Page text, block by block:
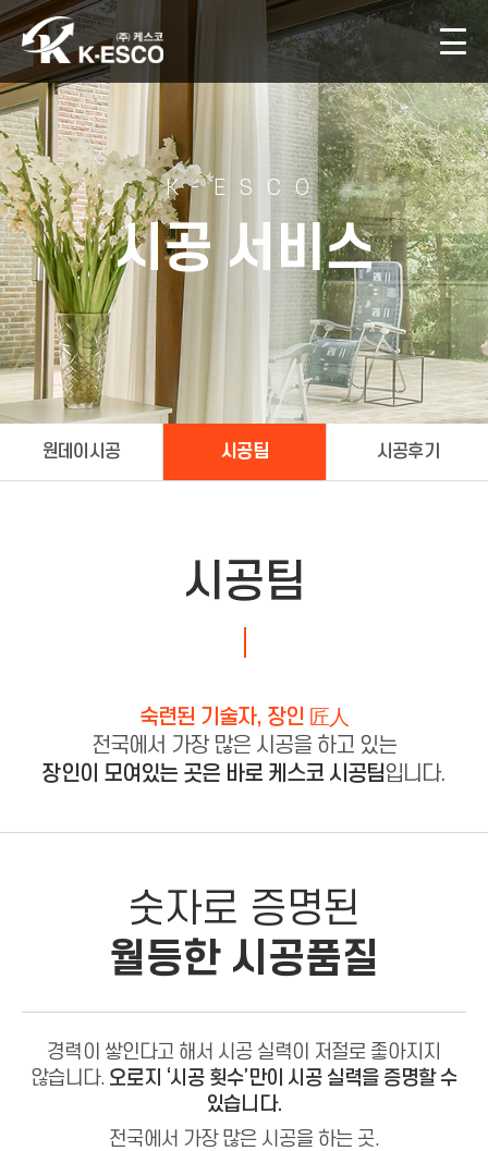
K-ESCO
시공 서비스
원데이시공 시공팀 시공후기
시공팀
숙련된 기술자, 장인 匠人
전국에서 가장 많은 시공을 하고 있는
장인이 모여있는 곳은 바로 케스코 시공팀입니다.
숫자로 증명된
월등한 시공품질
경력이 쌓인다고 해서 시공 실력이 저절로 좋아지지
않습니다. 오로지 ‘시공 횟수’만이 시공 실력을 증명할 수
있습니다.
전국에서 가장 많은 시공을 하는 곳.